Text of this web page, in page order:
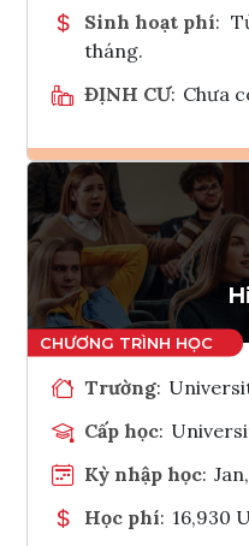
Sinh hoạt phí:
tháng.
ĐỊNH CƯ: Chưa
Trường:
Cấp học:
Kỳ nhập học:
Học phí: 16,930